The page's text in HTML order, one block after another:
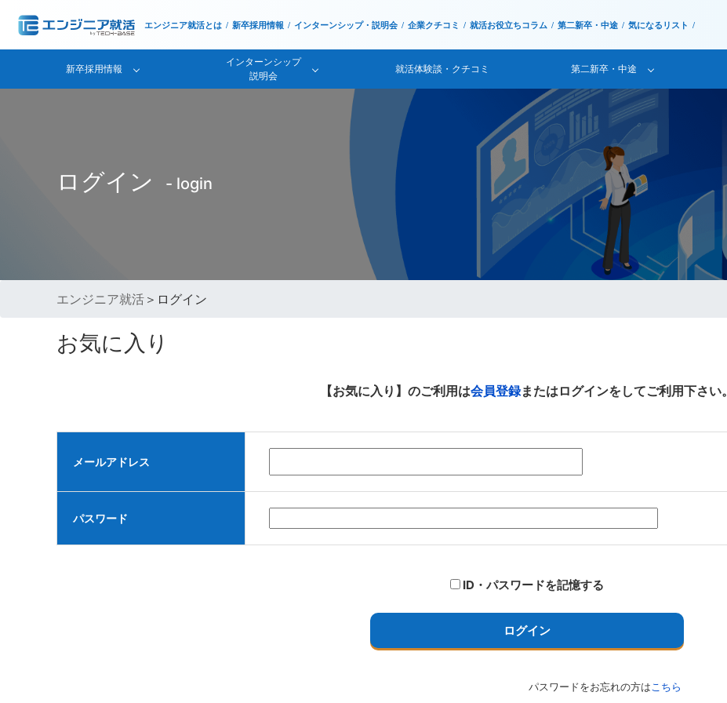
エンジニア就活とは 新卒採用情報 インターンシップ・説明会 企業クチコミ 就活お役立ちコラム 第二新卒・中途 気になるリスト
新卒採用情報
インターンシップ
説明会
就活体験談・クチコミ 第二新卒・中途
ログイン - login
エンジニア就活 ＞ログイン
お気に入り
【お気に入り】のご利用は会員登録またはログインをしてご利用下さい。
メールアドレス
パスワード
ID・パスワードを記憶する
ログイン
パスワードをお忘れの方は こちら